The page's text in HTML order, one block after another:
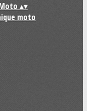
▴▾
moto